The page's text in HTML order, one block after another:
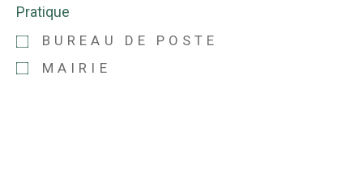
Pratique
BUREAU DE POSTE
MAIRIE